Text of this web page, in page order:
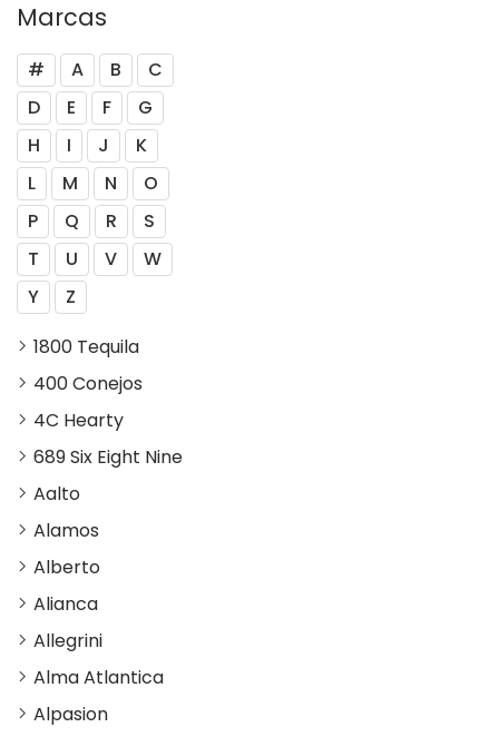
Marcas
# A B
C
D
E F
G
H
I J
K
L
M N
O
P
Q R
S
T
U V
W
Y
Z
1800 Tequila
400 Conejos
4C Hearty
689 Six Eight Nine
Aalto
Alamos
Alberto
Alianca
Allegrini
Alma Atlantica
Alpasion